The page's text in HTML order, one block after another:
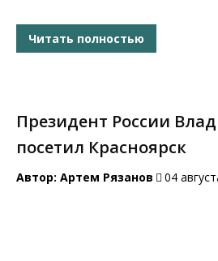
Читать полностью
Президент России
посетил Красноярск
Автор: Артем Рязанов 04